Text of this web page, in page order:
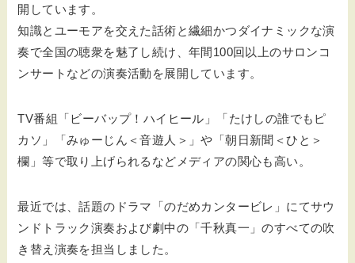
開しています。
知識とユーモアを交えた話術と繊細かつダイナミックな演
奏で全国の聴衆を魅了し続け、年間100回以上のサロンコ
ンサートなどの演奏活動を展開しています。
TV番組「ビーバップ！ハイヒール」「たけしの誰でもピ
カソ」「みゅーじん＜音遊人＞」や「朝日新聞＜ひと＞
欄」等で取り上げられるなどメディアの関心も高い。
最近では、話題のドラマ「のだめカンタービレ」にてサウ
ンドトラック演奏および劇中の「千秋真一」のすべての吹
き替え演奏を担当しました。